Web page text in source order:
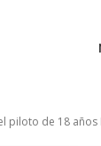
piloto de 18